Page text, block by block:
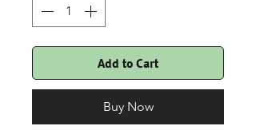
Add to Cart
Buy Now